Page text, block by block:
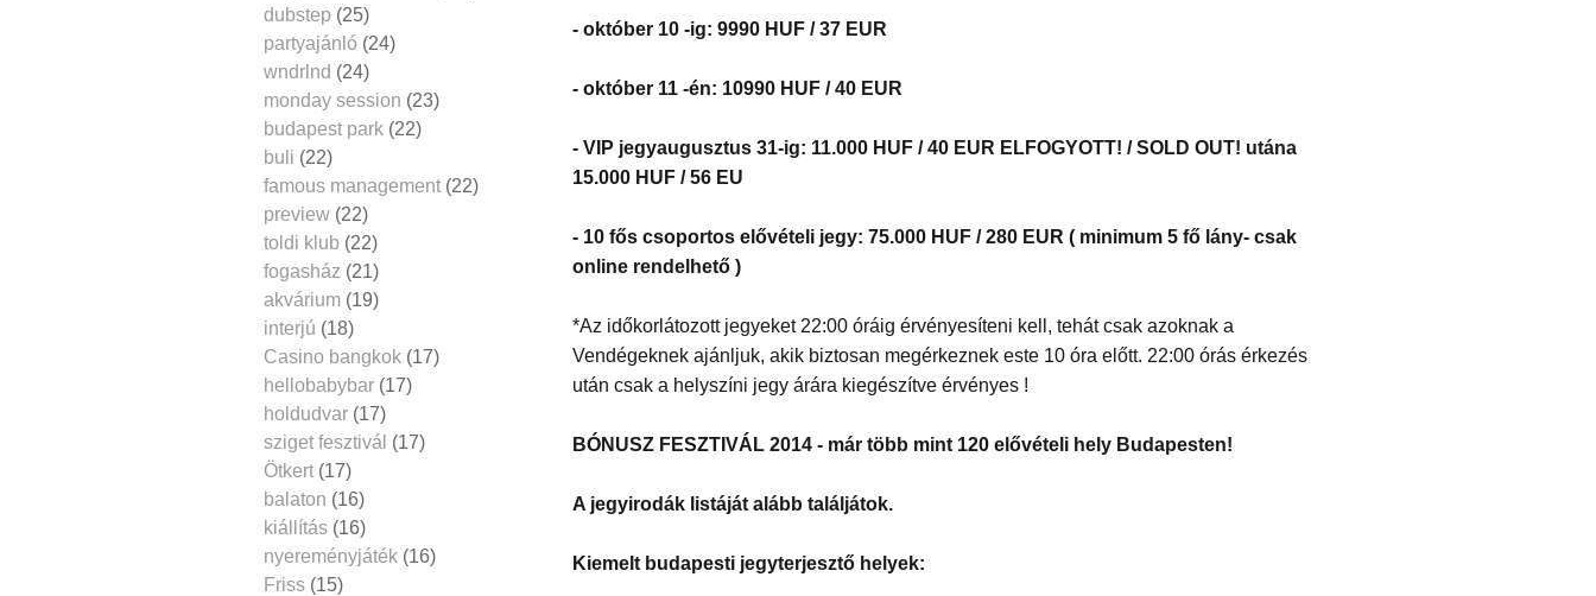
- október 10 -ig: 9990 HUF / 37 EUR
- október 11 -én: 10990 HUF / 40 EUR
- VIP jegyaugusztus 31-ig: 11.000 HUF / 40 EUR ELFOGYOTT! / SOLD OUT! utána
15.000 HUF / 56 EU
- 10 fős csoportos elővételi jegy: 75.000 HUF / 280 EUR ( minimum 5 fő lány- csak
online rendelhető )
*Az időkorlátozott jegyeket 22:00 óráig érvényesíteni kell, tehát csak azoknak a
Vendégeknek ajánljuk, akik biztosan megérkeznek este 10 óra előtt. 22:00 órás érkezés
után csak a helyszíni jegy árára kiegészítve érvényes !
BÓNUSZ FESZTIVÁL 2014 - már több mint 120 elővételi hely Budapesten!
A jegyirodák listáját alább találjátok.
Kiemelt budapesti jegyterjesztő helyek:
dubstep (25)
partyajánló (24)
wndrlnd (24)
monday session (23)
budapest park (22)
buli (22)
famous management (22)
preview (22)
toldi klub (22)
fogasház (21)
akvárium (19)
interjú (18)
Casino bangkok (17)
hellobabybar (17)
holdudvar (17)
sziget fesztivál (17)
Ötkert (17)
balaton (16)
kiállítás (16)
nyereményjáték (16)
Friss (15)